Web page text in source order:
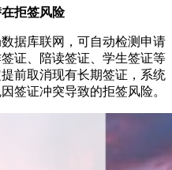
拒签风险
据库联网，可自动检测申请
证、陪读签证、学生签证等
前取消现有长期签证，系统
签证冲突导致的拒签风险。